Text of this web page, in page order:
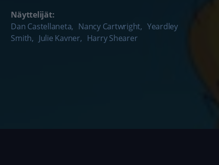
Näyttelijät:
Dan Castellaneta, Nancy Cartwright, Yeardley
Smith, Julie Kavner, Harry Shearer